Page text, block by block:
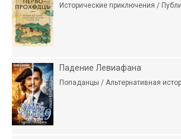
Исторические приключения /
Падение Левиафана
Попаданцы / Альтернативная